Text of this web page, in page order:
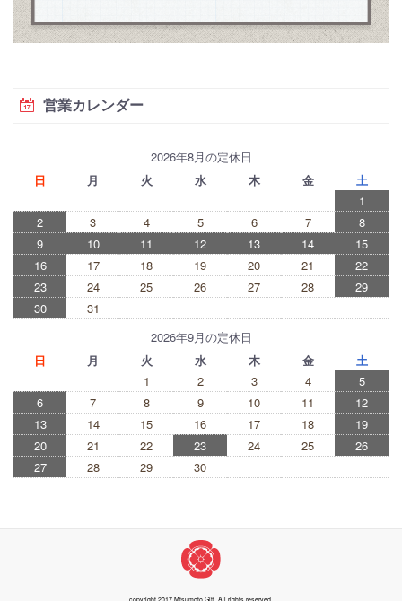
営業カレンダー
2026年8月の定休日
日
月 火 水 木 金
土
1
2
3 4 5 6 7
8
9
10 11 12 13 14
15
16
17 18 19 20 21
22
23
24 25 26 27 28
29
30
31
2026年9月の定休日
日
月 火 水 木 金
土
1
2 3 4
5
6
7 8 9 10 11
12
13
14 15 16 17 18
19
20
21 22 23 24 25
26
27
28 29 30